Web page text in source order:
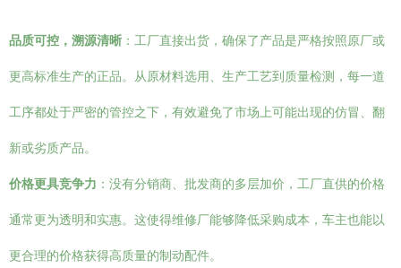
品质可控，溯源清晰 ：工厂直接出货，确保了产品是严格按照原厂或
更高标准生产的正品。从原材料选用、生产工艺到质量检测，每一道
工序都处于严密的管控之下，有效避免了市场上可能出现的仿冒、翻
新或劣质产品。
价格更具竞争力 ：没有分销商、批发商的多层加价，工厂直供的价格
通常更为透明和实惠。这使得维修厂能够降低采购成本，车主也能以
更合理的价格获得高质量的制动配件。